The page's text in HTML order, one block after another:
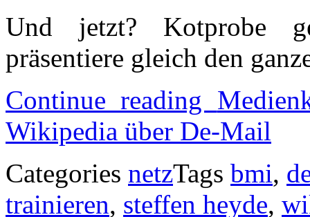
Und jetzt? Kotprobe
präsentiere gleich den
Continue reading
Wikipedia über De-Mail
Categories netzTags bmi,
trainieren, steffen heyde,